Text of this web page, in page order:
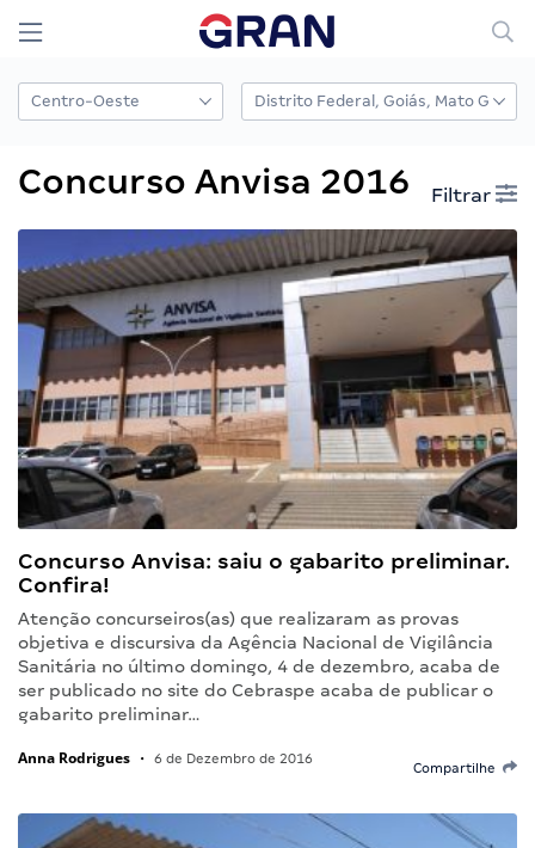
Concurso Anvisa 2016 Filtrar
Concurso Anvisa: saiu o gabarito preliminar.
Confira!
Atenção concurseiros(as) que realizaram as provas
objetiva e discursiva da Agência Nacional de Vigilância
Sanitária no último domingo, 4 de dezembro, acaba de
ser publicado no site do Cebraspe acaba de publicar o
gabarito preliminar…
Anna Rodrigues • 6 de Dezembro de 2016
Compartilhe